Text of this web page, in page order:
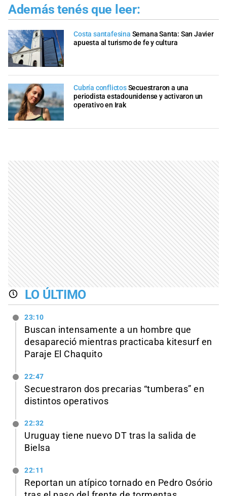
Además tenés que leer:
Costa santafesina Semana Santa: San Javier
apuesta al turismo de fe y cultura
Cubría conflictosSecuestraron a una
periodista estadounidense y activaron un
operativo en Irak
LO ÚLTIMO
23:10
Buscan intensamente a un hombre que
desapareció mientras practicaba kitesurf en
Paraje El Chaquito
22:47
Secuestraron dos precarias “tumberas” en
distintos operativos
22:32
Uruguay tiene nuevo DT tras la salida de
Bielsa
22:11
Reportan un atípico tornado en Pedro Osório